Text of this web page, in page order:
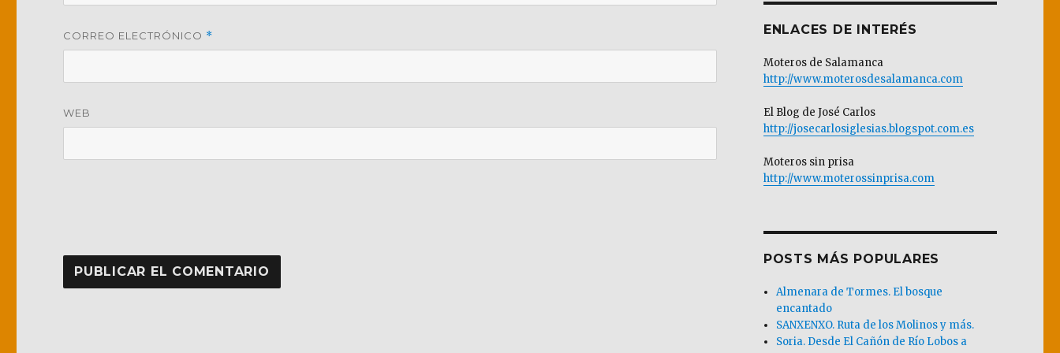
CORREO ELECTRÓNICO *
WEB
ENLACES DE INTERÉS
Moteros de Salamanca
http://www.moterosdesalamanca.com
El Blog de José Carlos
http://josecarlosiglesias.blogspot.com.es
Moteros sin prisa
http://www.moterossinprisa.com
POSTS MÁS POPULARES
Almenara de Tormes. El bosque
encantado
SANXENXO. Ruta de los Molinos y más.
Soria. Desde El Cañón de Río Lobos a